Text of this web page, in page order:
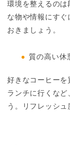
環境を整えるの
な物や情報にす
おきましょう。
質の高い休
好きなコーヒーを
ランチに行くなど
う。リフレッシュ